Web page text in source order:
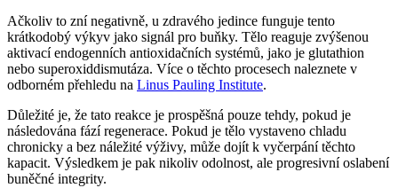
Ačkoliv to zní negativně, u zdravého jedince funguje tento
krátkodobý výkyv jako signál pro buňky. Tělo reaguje zvýšenou
aktivací endogenních antioxidačních systémů, jako je glutathion
nebo superoxiddismutáza. Více o těchto procesech naleznete v
odborném přehledu na Linus Pauling Institute.
Důležité je, že tato reakce je prospěšná pouze tehdy, pokud je
následována fází regenerace. Pokud je tělo vystaveno chladu
chronicky a bez náležité výživy, může dojít k vyčerpání těchto
kapacit. Výsledkem je pak nikoliv odolnost, ale progresivní oslabení
buněčné integrity.